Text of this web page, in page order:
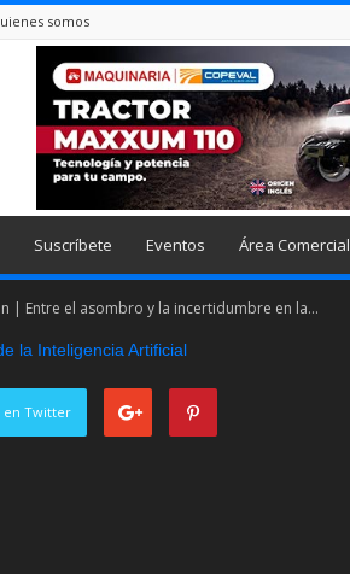
somos
Suscríbete Eventos Área Comercial
| Entre el asombro y la incertidumbre en la...
Twitter